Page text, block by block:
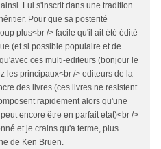
Lui s'inscrit dans une tradition
Pour que sa posterité
plus<br /> facile qu'il ait été édité
(et si possible populaire et de
ces multi-editeurs (bonjour le
les principaux<br /> editeurs de la
des livres (ces livres ne resistent
rapidement alors qu'une
encore être en parfait etat)<br />
et je crains qu'a terme, plus
de Ken Bruen.